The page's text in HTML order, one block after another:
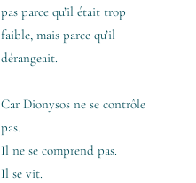
pas parce qu’il était trop
faible, mais parce qu’il
dérangeait.
Car Dionysos ne se contrôle
pas.
Il ne se comprend pas.
Il se vit.